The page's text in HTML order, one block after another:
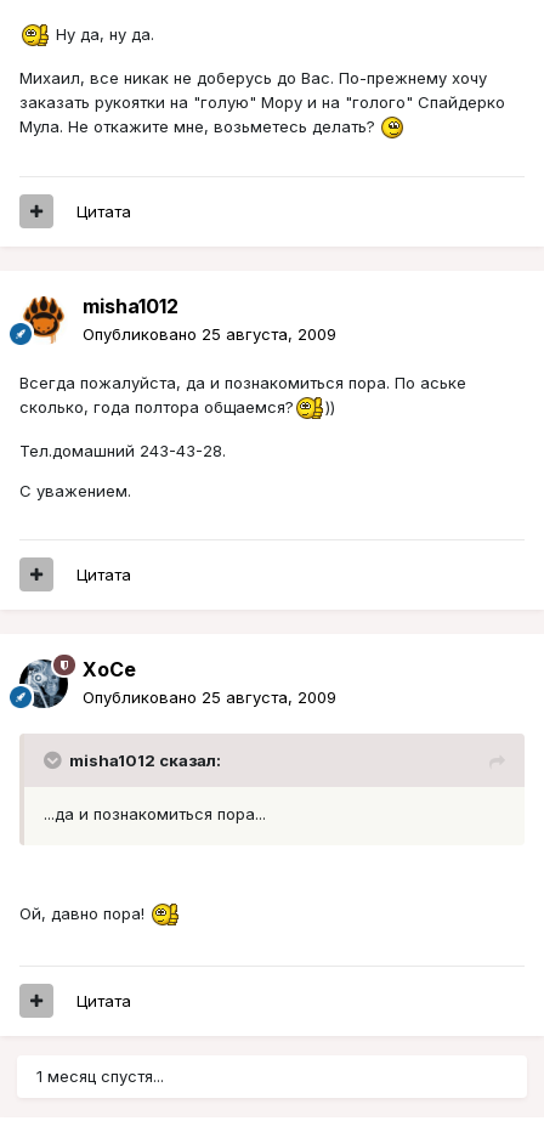
Ну да, ну да.
Михаил, все никак не доберусь до Вас. По-прежнему хочу
заказать рукоятки на "голую" Мору и на "голого" Спайдерко
Мула. Не откажите мне, возьметесь делать?
Цитата
misha1012
Опубликовано 25 августа, 2009
Всегда пожалуйста, да и познакомиться пора. По аське
сколько, года полтора общаемся?
))
Тел.домашний 243-43-28.
С уважением.
Цитата
XoCe
Опубликовано 25 августа, 2009
misha1012 сказал:
...да и познакомиться пора...
Ой, давно пора!
Цитата
1 месяц спустя...